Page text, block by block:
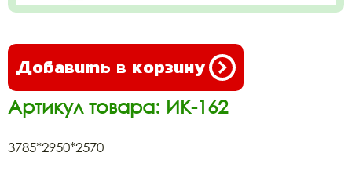
Добавить в корзину
Артикул товара: ИК-162
3785*2950*2570